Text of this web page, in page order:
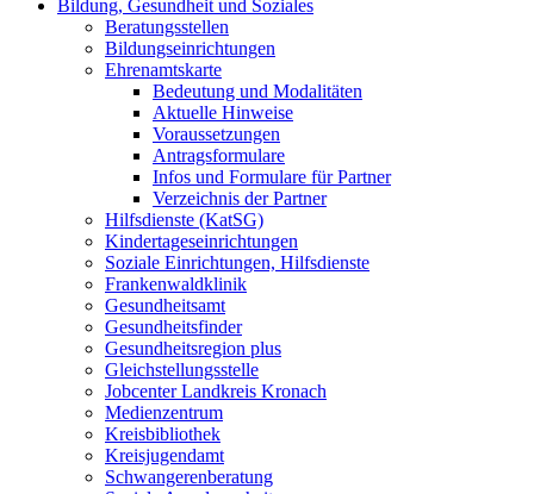
Bildung, Gesundheit und Soziales
Beratungsstellen
Bildungseinrichtungen
Ehrenamtskarte
Bedeutung und Modalitäten
Aktuelle Hinweise
Voraussetzungen
Antragsformulare
Infos und Formulare für Partner
Verzeichnis der Partner
Hilfsdienste (KatSG)
Kindertageseinrichtungen
Soziale Einrichtungen, Hilfsdienste
Frankenwaldklinik
Gesundheitsamt
Gesundheitsfinder
Gesundheitsregion plus
Gleichstellungsstelle
Jobcenter Landkreis Kronach
Medienzentrum
Kreisbibliothek
Kreisjugendamt
Schwangerenberatung